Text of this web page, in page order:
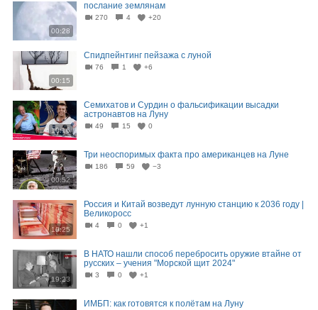
00:28
послание землянам
270 4 +20
00:15
Спидпейнтинг пейзажа с луной
76 1 +6
10:16
Семихатов и Сурдин о фальсификации высадки
астронавтов на Луну
49 15 0
00:52
Три неоспоримых факта про американцев на Луне
186 59 −3
19:25
Россия и Китай возведут лунную станцию к 2036 году |
Великоросс
4 0 +1
19:23
В НАТО нашли способ перебросить оружие втайне от
русских – учения "Морской щит 2024"
3 0 +1
ИМБП: как готовятся к полётам на Луну